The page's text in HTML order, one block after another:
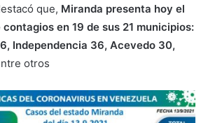
que, Miranda presenta hoy el
en 19 de sus 21 municipios:
Independencia 36, Acevedo 30,
otros